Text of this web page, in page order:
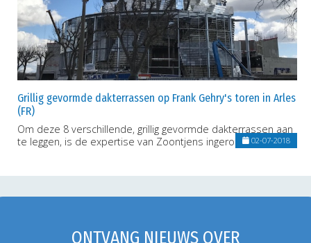
Grillig gevormde dakterrassen op Frank Gehry's toren in Arles
(FR)
Om deze 8 verschillende, grillig gevormde dakterrassen aan
te leggen, is de expertise van Zoontjens ingeroepen.02-07-2018
ONTVANG NIEUWS OVER